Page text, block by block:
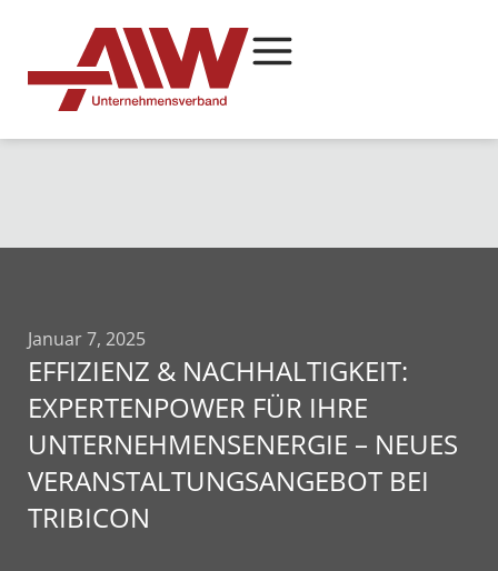
Januar 7, 2025
EFFIZIENZ & NACHHALTIGKEIT:
EXPERTENPOWER FÜR IHRE
UNTERNEHMENSENERGIE – NEUES
VERANSTALTUNGSANGEBOT BEI
TRIBICON